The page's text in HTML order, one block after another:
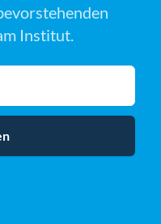
Institut.